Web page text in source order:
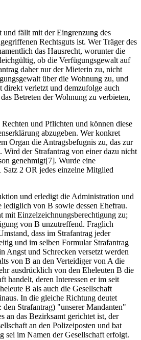
und fällt mit der Eingrenzung des
Rechtsguts ist. Wer Träger des
das Hausrecht, worunter die
ob die Verfügungsgewalt auf
daher nur der Mieterin zu, nicht
über die Wohnung zu, und
direkt verletzt und demzufolge auch
Betreten der Wohnung zu verbieten,
und Pflichten und können diese
abzugeben. Wer konkret
Organ die Antragsbefugnis zu, das zur
Wird der Strafantrag von einer dazu nicht
genehmigt[7]. Wurde eine
Satz 2 OR jedes einzelne Mitglied
und erledigt die Administration und
lediglich von B sowie dessen Ehefrau.
mit Einzelzeichnungsberechtigung zu;
von B unzutreffend. Fraglich
dass im Strafantrag jeder
und im selben Formular Strafantrag
Angst und Schrecken versetzt werden
von B an den Verteidiger von A die
ausdrücklich von den Eheleuten B die
handelt, deren Interessen er im seit
B als auch die Gesellschaft
In die gleiche Richtung deutet
Strafantrag) "unserer Mandanten"
an das Bezirksamt gerichtet ist, der
an den Polizeiposten und bat
sei im Namen der Gesellschaft erfolgt.